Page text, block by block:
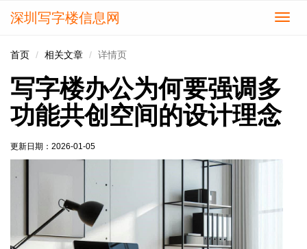
切
深圳写字楼信息网
首页 相关文章 详情页
写字楼办公为何要强调多
功能共创空间的设计理念
更新日期： 2026-01-05